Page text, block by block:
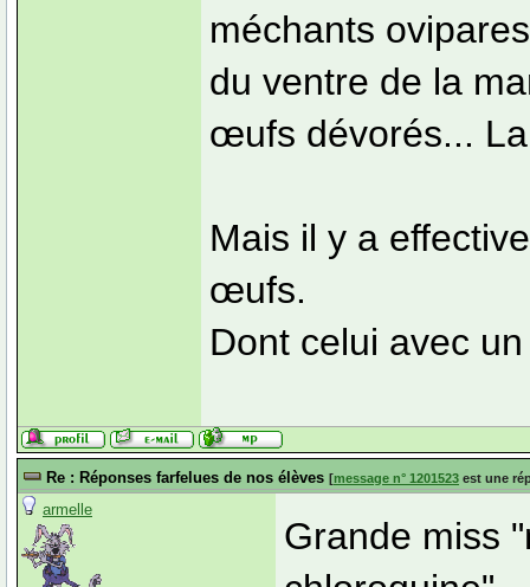
méchants
du ventre de la
œufs dévorés...
Mais il y a
œufs.
Dont celui avec
Re : Réponses farfelues de nos élèves [message n° 1201523 est une
armelle
Grande miss